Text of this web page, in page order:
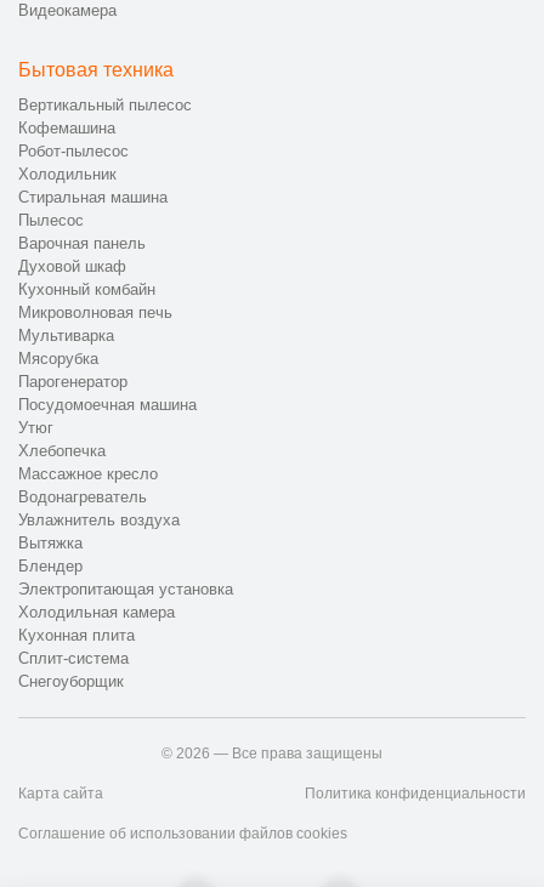
Видеокамера
Бытовая техника
Вертикальный пылесос
Кофемашина
Робот-пылесос
Холодильник
Стиральная машина
Пылесос
Варочная панель
Духовой шкаф
Кухонный комбайн
Микроволновая печь
Мультиварка
Мясорубка
Парогенератор
Посудомоечная машина
Утюг
Хлебопечка
Массажное кресло
Водонагреватель
Увлажнитель воздуха
Вытяжка
Блендер
Электропитающая установка
Холодильная камера
Кухонная плита
Сплит-система
Снегоуборщик
© 2026 — Все права защищены
Карта сайта Политика конфиденциальности
Соглашение об использовании файлов cookies